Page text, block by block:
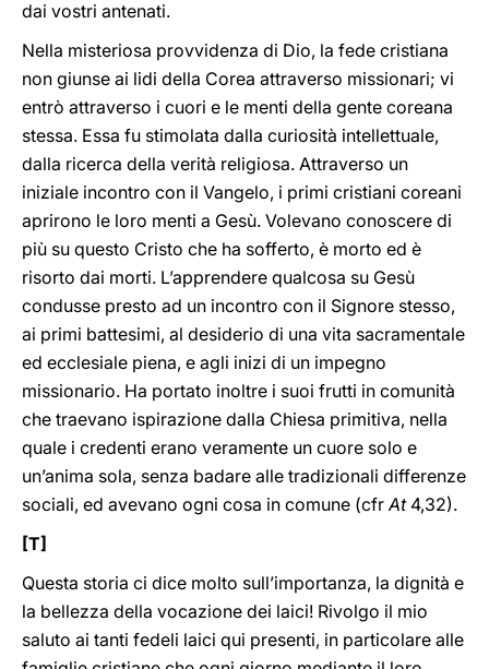
dai vostri antenati.
Nella misteriosa provvidenza di Dio, la fede cristiana
non giunse ai lidi della Corea attraverso missionari; vi
entrò attraverso i cuori e le menti della gente coreana
stessa. Essa fu stimolata dalla curiosità intellettuale,
dalla ricerca della verità religiosa. Attraverso un
iniziale incontro con il Vangelo, i primi cristiani coreani
aprirono le loro menti a Gesù. Volevano conoscere di
più su questo Cristo che ha sofferto, è morto ed è
risorto dai morti. L’apprendere qualcosa su Gesù
condusse presto ad un incontro con il Signore stesso,
ai primi battesimi, al desiderio di una vita sacramentale
ed ecclesiale piena, e agli inizi di un impegno
missionario. Ha portato inoltre i suoi frutti in comunità
che traevano ispirazione dalla Chiesa primitiva, nella
quale i credenti erano veramente un cuore solo e
un’anima sola, senza badare alle tradizionali differenze
sociali, ed avevano ogni cosa in comune (cfrAt4,32).
[T]
Questa storia ci dice molto sull’importanza, la dignità e
la bellezza della vocazione dei laici! Rivolgo il mio
saluto ai tanti fedeli laici qui presenti, in particolare alle